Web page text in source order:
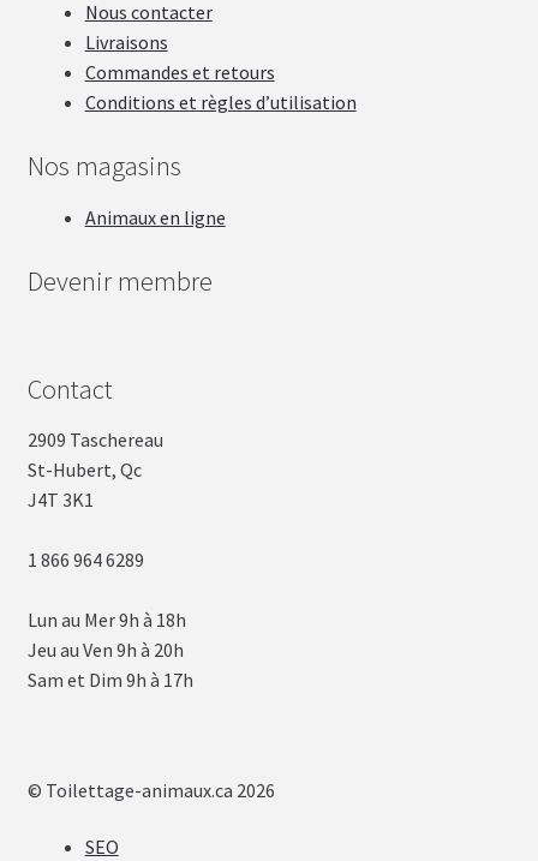
Nous contacter
Livraisons
Commandes et retours
Conditions et règles d’utilisation
Nos magasins
Animaux en ligne
Devenir membre
Contact
2909 Taschereau
St-Hubert, Qc
J4T 3K1
1 866 964 6289
Lun au Mer 9h à 18h
Jeu au Ven 9h à 20h
Sam et Dim 9h à 17h
© Toilettage-animaux.ca 2026
SEO